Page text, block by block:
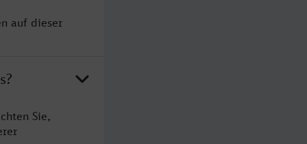
auf dieser
Sie,